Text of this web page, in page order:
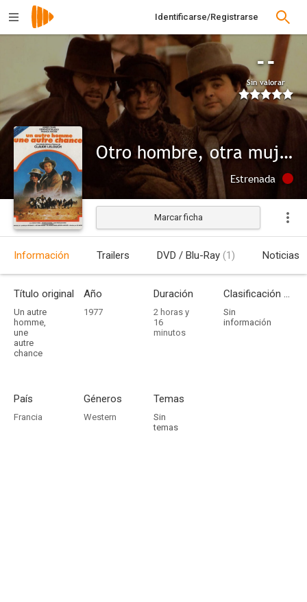
Identificarse/Registrarse
--
Sin valorar
Otro hombre, otra mujer
Estrenada
Marcar ficha
Información Trailers DVD / Blu-Ray (1) Noticias
Título original
Un autre
homme,
une
autre
chance
Año
1977
Duración
2 horas y
16
minutos
Clasificación por edades
Sin
información
País
Francia
Géneros
Western
Temas
Sin
temas